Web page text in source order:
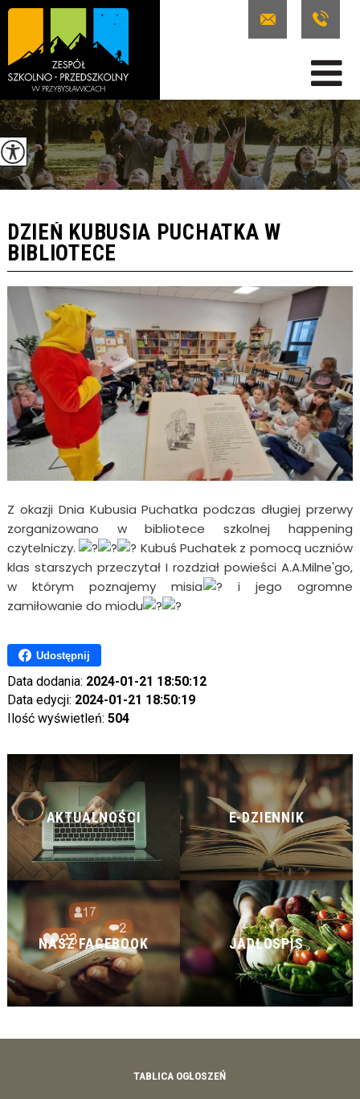
DZIEŃ KUBUSIA PUCHATKA W
BIBLIOTECE
Z okazji Dnia Kubusia Puchatka podczas długiej przerwy
zorganizowano w bibliotece szkolnej happening
czytelniczy.
Kubuś Puchatek z pomocą uczniów
klas starszych przeczytał I rozdział powieści A.A.Milne'go,
w którym poznajemy misia
i jego ogromne
zamiłowanie do miodu
Udostępnij
Data dodania: 2024-01-21 18:50:12
Data edycji: 2024-01-21 18:50:19
Ilość wyświetleń: 504
AKTUALNOŚCI E-DZIENNIK
NASZ FACEBOOK JADŁOSPIS
TABLICA OGŁOSZEŃ